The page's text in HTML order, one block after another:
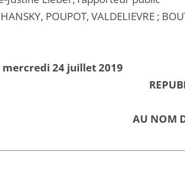
POUPOT, VALDELIEVRE ;
24 juillet 2019
AU NOM